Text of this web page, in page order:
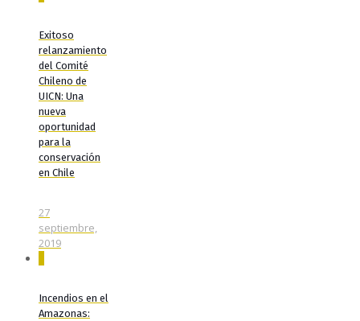
Exitoso
relanzamiento
del Comité
Chileno de
UICN: Una
nueva
oportunidad
para la
conservación
en Chile
27
septiembre,
2019
Incendios en el
Amazonas: